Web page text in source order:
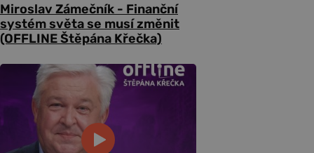
Miroslav Zámečník - Finanční
systém světa se musí změnit
(OFFLINE Štěpána Křečka)